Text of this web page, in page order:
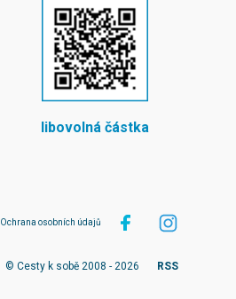
libovolná částka
Ochrana osobních údajů
© Cesty k sobě 2008 - 2026 RSS